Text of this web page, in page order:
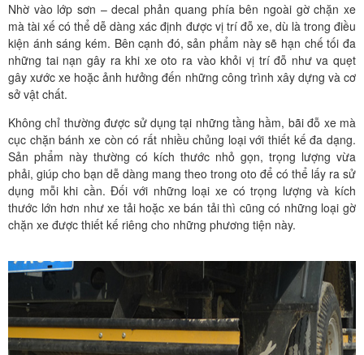
Nhờ vào lớp sơn – decal phản quang phía bên ngoài gờ chặn xe
mà tài xế có thể dễ dàng xác định được vị trí đỗ xe, dù là trong điều
kiện ánh sáng kém. Bên cạnh đó, sản phẩm này sẽ hạn chế tối đa
những tai nạn gây ra khi xe oto ra vào khỏi vị trí đỗ như va quẹt
gây xước xe hoặc ảnh hưởng đến những công trình xây dựng và cơ
sở vật chất.
Không chỉ thường được sử dụng tại những tầng hầm, bãi đỗ xe mà
cục chặn bánh xe còn có rất nhiều chủng loại với thiết kế đa dạng.
Sản phẩm này thường có kích thước nhỏ gọn, trọng lượng vừa
phải, giúp cho bạn dễ dàng mang theo trong oto để có thể lấy ra sử
dụng mỗi khi cần. Đối với những loại xe có trọng lượng và kích
thước lớn hơn như xe tải hoặc xe bán tải thì cũng có những loại gờ
chặn xe được thiết kế riêng cho những phương tiện này.